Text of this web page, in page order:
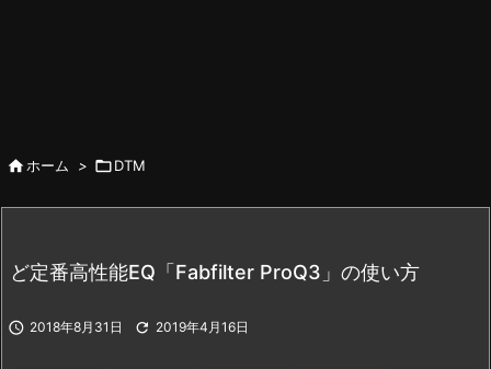
 ホーム > DTM
ど定番高性能EQ「Fabfilter ProQ3」の使い方
 2018年8月31日  2019年4月16日